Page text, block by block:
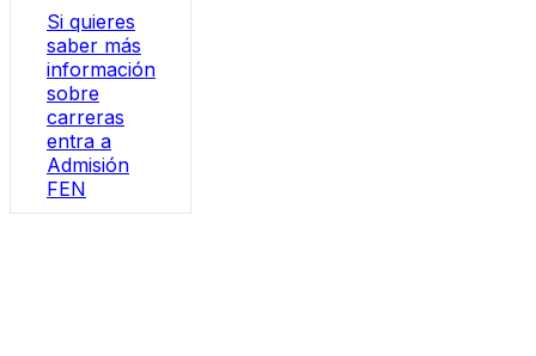
Si quieres
saber más
información
sobre
carreras
entra a
Admisión
FEN